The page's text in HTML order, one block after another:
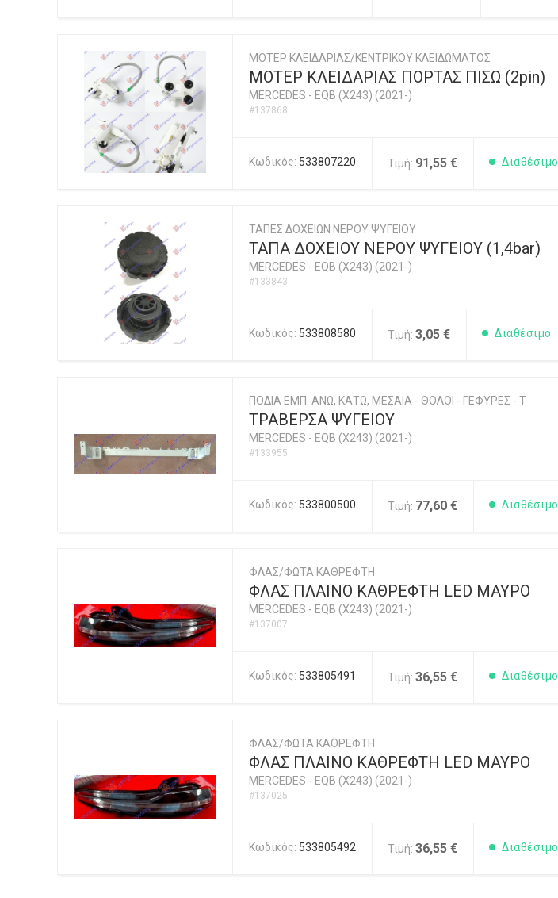
ΜΟΤΕΡ ΚΛΕΙΔΑΡΙΑΣ/ΚΕΝΤΡΙΚΟΥ ΚΛΕΙΔΩΜΑΤΟΣ
ΜΟΤΕΡ ΚΛΕΙΔΑΡΙΑΣ ΠΟΡΤΑΣ ΠΙΣΩ (2pin)
MERCEDES - EQB (X243) (2021-)
#137868
Κωδικός: 533807220 Τιμή: 91,55 € Διαθέσιμο
ΤΑΠΕΣ ΔΟΧΕΙΩΝ ΝΕΡΟΥ ΨΥΓΕΙΟΥ
ΤΑΠΑ ΔΟΧΕΙΟΥ ΝΕΡΟΥ ΨΥΓΕΙΟΥ (1,4bar)
MERCEDES - EQB (X243) (2021-)
#133843
Κωδικός: 533808580 Τιμή: 3,05 € Διαθέσιμο
ΠΟΔΙΑ ΕΜΠ. ΑΝΩ, ΚΑΤΩ, ΜΕΣΑΙΑ - ΘΟΛΟΙ - ΓΕΦΥΡΕΣ - Τ
ΤΡΑΒΕΡΣΑ ΨΥΓΕΙΟΥ
MERCEDES - EQB (X243) (2021-)
#133955
Κωδικός: 533800500 Τιμή: 77,60 € Διαθέσιμο
ΦΛΑΣ/ΦΩΤΑ ΚΑΘΡΕΦΤΗ
ΦΛΑΣ ΠΛΑΙΝΟ ΚΑΘΡΕΦΤΗ LED ΜΑΥΡΟ
MERCEDES - EQB (X243) (2021-)
#137007
Κωδικός: 533805491 Τιμή: 36,55 € Διαθέσιμο
ΦΛΑΣ/ΦΩΤΑ ΚΑΘΡΕΦΤΗ
ΦΛΑΣ ΠΛΑΙΝΟ ΚΑΘΡΕΦΤΗ LED ΜΑΥΡΟ
MERCEDES - EQB (X243) (2021-)
#137025
Κωδικός: 533805492 Τιμή: 36,55 € Διαθέσιμο